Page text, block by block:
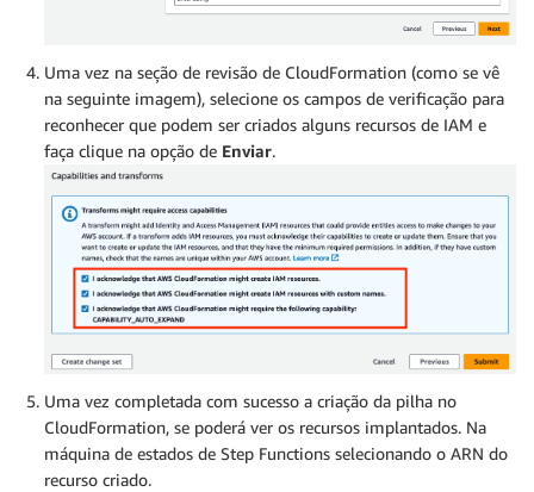
Uma vez na seção de revisão de CloudFormation (como se vê
na seguinte imagem), selecione os campos de verificação para
reconhecer que podem ser criados alguns recursos de IAM e
faça clique na opção de Enviar.
Uma vez completada com sucesso a criação da pilha no
CloudFormation, se poderá ver os recursos implantados. Na
máquina de estados de Step Functions selecionando o ARN do
recurso criado.